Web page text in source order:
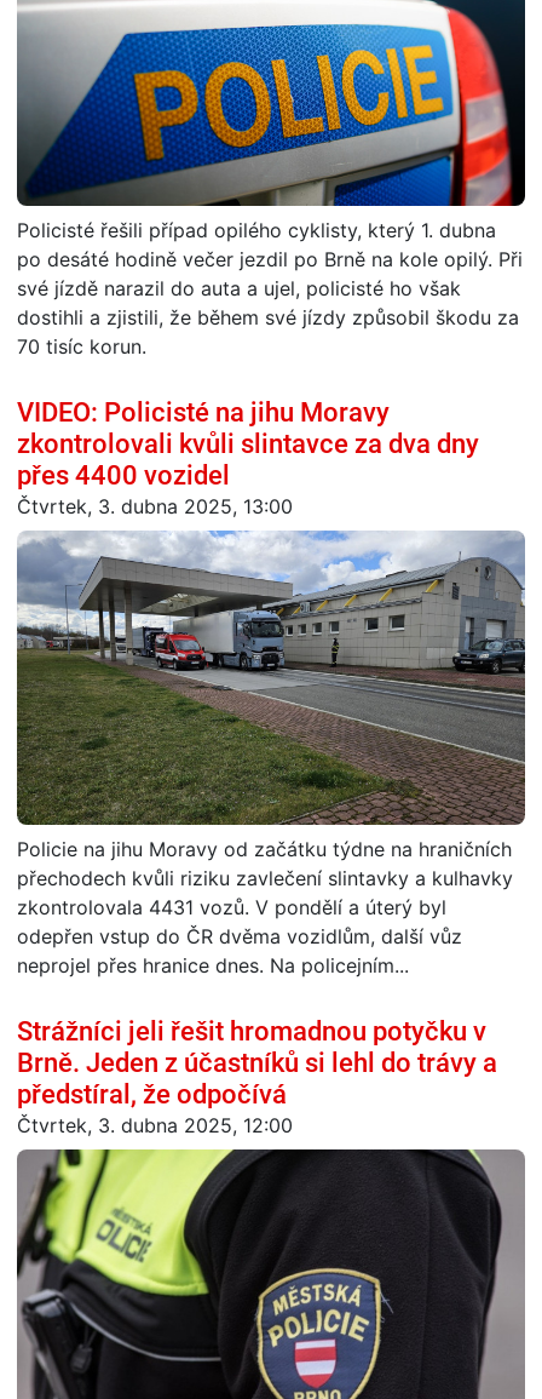
Policisté řešili případ opilého cyklisty, který 1. dubna
po desáté hodině večer jezdil po Brně na kole opilý. Při
své jízdě narazil do auta a ujel, policisté ho však
dostihli a zjistili, že během své jízdy způsobil škodu za
70 tisíc korun.
VIDEO: Policisté na jihu Moravy
zkontrolovali kvůli slintavce za dva dny
přes 4400 vozidel
Čtvrtek, 3. dubna 2025, 13:00
Policie na jihu Moravy od začátku týdne na hraničních
přechodech kvůli riziku zavlečení slintavky a kulhavky
zkontrolovala 4431 vozů. V pondělí a úterý byl
odepřen vstup do ČR dvěma vozidlům, další vůz
neprojel přes hranice dnes. Na policejním...
Strážníci jeli řešit hromadnou potyčku v
Brně. Jeden z účastníků si lehl do trávy a
předstíral, že odpočívá
Čtvrtek, 3. dubna 2025, 12:00